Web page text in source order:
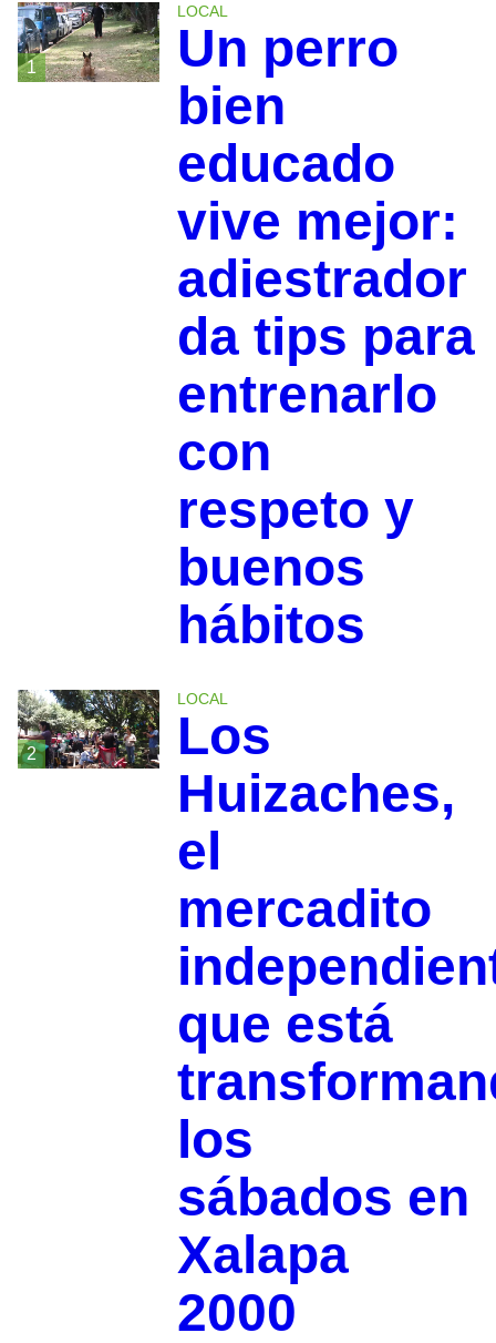
1
LOCAL
Un perro
bien
educado
vive mejor:
adiestrador
da tips para
entrenarlo
con
respeto y
buenos
hábitos
2
LOCAL
Los
Huizaches,
el
mercadito
que está
los
sábados en
Xalapa
2000